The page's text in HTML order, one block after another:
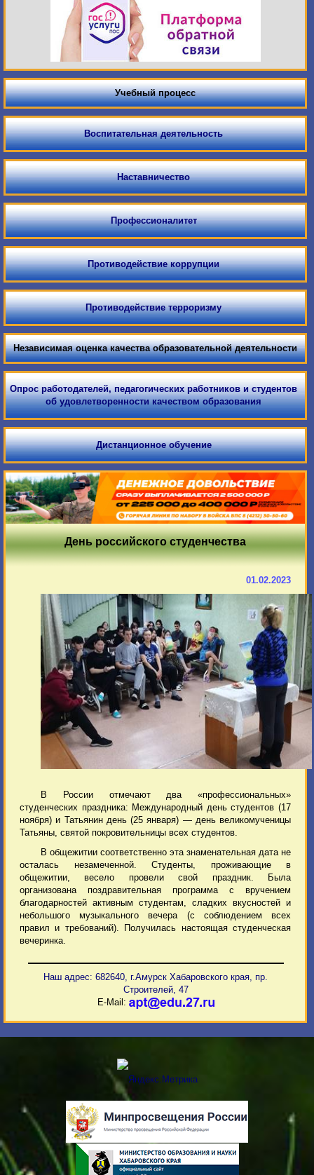
Учебный процесс
Воспитательная деятельность
Наставничество
Профессионалитет
Противодействие коррупции
Противодействие терроризму
Независимая оценка качества образовательной деятельности
Опрос работодателей, педагогических работников и студентов
об удовлетворенности качеством образования
Дистанционное обучение
День российского студенчества
01.02.2023
В России отмечают два «профессиональных»
студенческих праздника: Международный день студентов (17
ноября) и Татьянин день (25 января) — день великомученицы
Татьяны, святой покровительницы всех студентов.
В общежитии соответственно эта знаменательная дата не
осталась незамеченной. Студенты, проживающие в
общежитии, весело провели свой праздник. Была
организована поздравительная программа с вручением
благодарностей активным студентам, сладких вкусностей и
небольшого музыкального вечера (с соблюдением всех
правил и требований). Получилась настоящая студенческая
вечеринка.
Наш адрес: 682640, г.Амурск Хабаровского края, пр.
Строителей, 47
E-Mail: